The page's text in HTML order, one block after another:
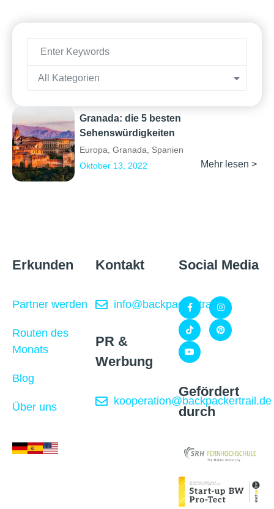
All Kategorien
Granada: die 5 besten
Sehenswürdigkeiten
Europa, Granada, Spanien
Oktober 13, 2022
Mehr lesen >
Erkunden
Partner werden
Routen des
Monats
Blog
Über uns
Kontakt
info@backpackertrail.de
PR &
Werbung
kooperation@backpackertrail.de
Social Media
Gefördert
durch